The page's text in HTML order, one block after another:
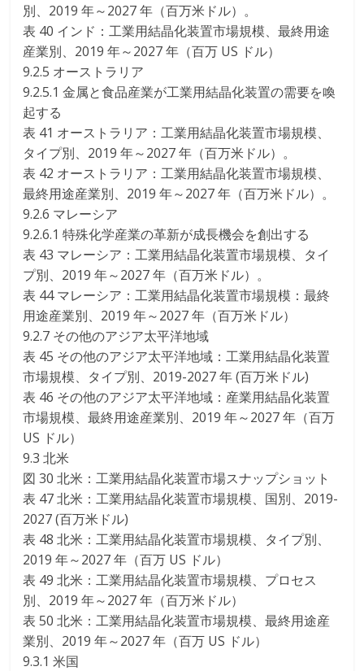
別、2019 年～2027 年（百万米ドル）。
表 40 インド：工業用結晶化装置市場規模、最終用途
産業別、2019 年～2027 年（百万 US ドル）
9.2.5 オーストラリア
9.2.5.1 金属と食品産業が工業用結晶化装置の需要を喚
起する
表 41 オーストラリア：工業用結晶化装置市場規模、
タイプ別、2019 年～2027 年（百万米ドル）。
表 42 オーストラリア：工業用結晶化装置市場規模、
最終用途産業別、2019 年～2027 年（百万米ドル）。
9.2.6 マレーシア
9.2.6.1 特殊化学産業の革新が成長機会を創出する
表 43 マレーシア：工業用結晶化装置市場規模、タイ
プ別、2019 年～2027 年（百万米ドル）。
表 44 マレーシア：工業用結晶化装置市場規模：最終
用途産業別、2019 年～2027 年（百万米ドル）
9.2.7 その他のアジア太平洋地域
表 45 その他のアジア太平洋地域：工業用結晶化装置
市場規模、タイプ別、2019-2027 年 (百万米ドル)
表 46 その他のアジア太平洋地域：産業用結晶化装置
市場規模、最終用途産業別、2019 年～2027 年（百万
US ドル）
9.3 北米
図 30 北米：工業用結晶化装置市場スナップショット
表 47 北米：工業用結晶化装置市場規模、国別、2019-
2027 (百万米ドル)
表 48 北米：工業用結晶化装置市場規模、タイプ別、
2019 年～2027 年（百万 US ドル）
表 49 北米：工業用結晶化装置市場規模、プロセス
別、2019 年～2027 年（百万米ドル）
表 50 北米：工業用結晶化装置市場規模、最終用途産
業別、2019 年～2027 年（百万 US ドル）
9.3.1 米国